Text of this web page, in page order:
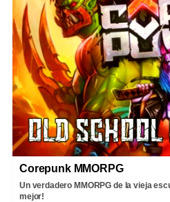
Corepunk MMORPG
Un verdadero MMORPG de la vieja
mejor!